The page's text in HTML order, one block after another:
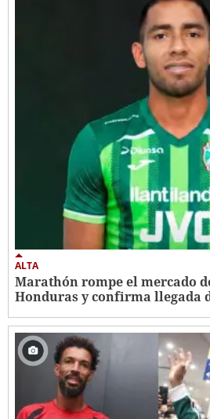
ALTA
Marathón rompe el mercado
Honduras y confirma llegada